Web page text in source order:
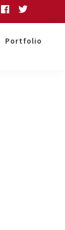
Portfolio